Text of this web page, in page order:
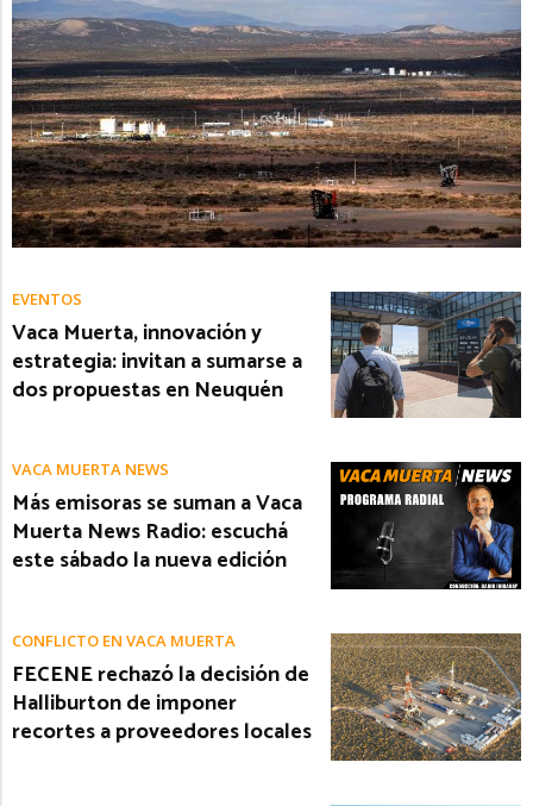
EVENTOS
Vaca Muerta, innovación y
estrategia: invitan a sumarse a
dos propuestas en Neuquén
VACA MUERTA NEWS
Más emisoras se suman a Vaca
Muerta News Radio: escuchá
este sábado la nueva edición
CONFLICTO EN VACA MUERTA
FECENE rechazó la decisión de
Halliburton de imponer
recortes a proveedores locales